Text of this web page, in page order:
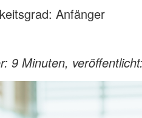
Anfänger
9 Minuten,